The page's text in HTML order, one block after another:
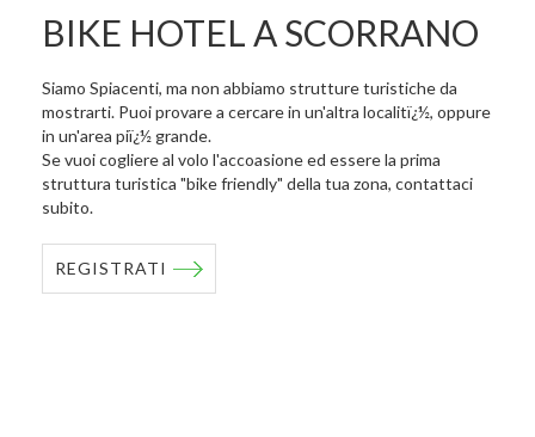
BIKE HOTEL A SCORRANO
Siamo Spiacenti, ma non abbiamo strutture turistiche da
mostrarti. Puoi provare a cercare in un'altra localitï¿½, oppure
in un'area piï¿½ grande.
Se vuoi cogliere al volo l'accoasione ed essere la prima
struttura turistica "bike friendly" della tua zona, contattaci
subito.
REGISTRATI